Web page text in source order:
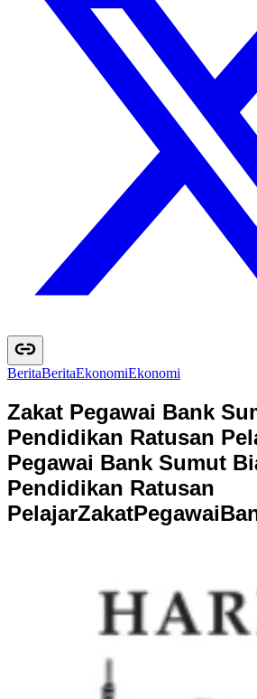
BeritaBeritaEkonomiEkonomi
Zakat Pegawai Bank
Pendidikan Ratusan
Pegawai Bank Sumut
Pendidikan Ratusan
PelajarZakatPegawaiBa